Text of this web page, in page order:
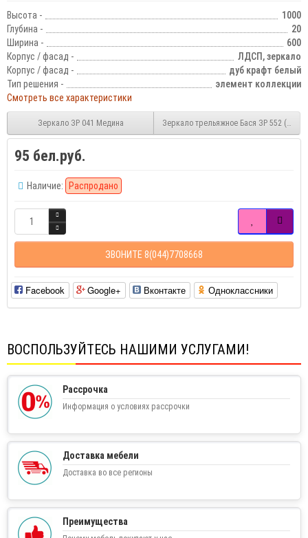
Высота -
1000
Глубина -
20
Ширина -
600
Корпус / фасад -
ЛДСП, зеркало
Корпус / фасад -
дуб крафт белый
Тип решения -
элемент коллекции
Смотреть все характеристики
Зеркало ЗР 041 Медина Зеркало трельяжное Бася ЗР 552 (дуб
95 бел.руб.
Наличие: Распродано
ЗВОНИТЕ 8(044)7708668
Facebook Google+ Вконтакте Одноклассники
ВОСПОЛЬЗУЙТЕСЬ НАШИМИ УСЛУГАМИ!
Рассрочка
Информация о условиях рассрочки
Доставка мебели
Доставка во все регионы
Преимущества